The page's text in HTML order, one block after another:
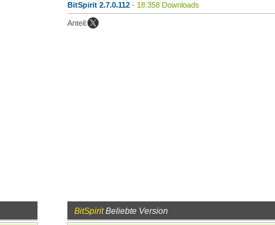
BitSpirit 2.7.0.112 - 18.358 Downloads
Anteil:
BitSpiritBeliebte Version